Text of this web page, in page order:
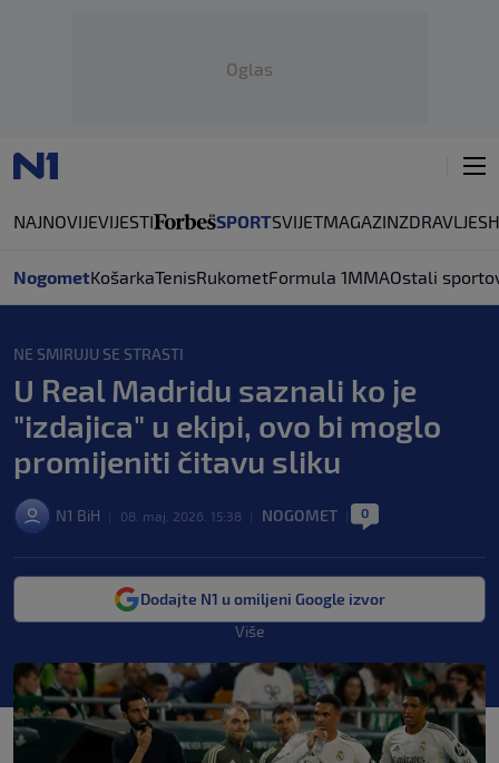
Oglas
NAJNOVIJEVIJESTI SPORTSVIJETMAGAZINZDRAVLJE
NogometKošarkaTenisRukometFormula 1MMAOstali
NE SMIRUJU SE STRASTI
U Real Madridu saznali ko je
"izdajica" u ekipi, ovo bi moglo
promijeniti čitavu sliku
N1 BiH 08. maj. 2026. 15:38 NOGOMET 0
Dodajte N1 u omiljeni Google izvor
Više